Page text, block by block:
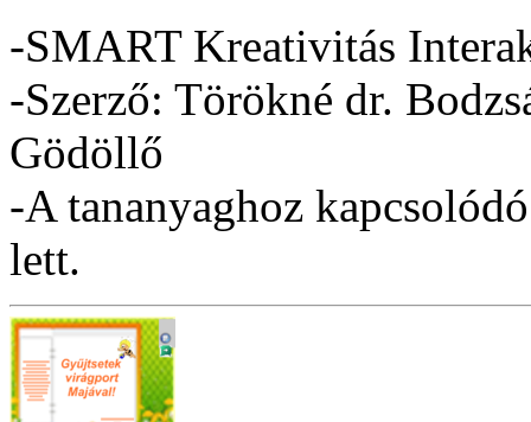
-SMART Kreativitás
-Szerző: Törökné dr.
Gödöllő
-A tananyaghoz
lett.